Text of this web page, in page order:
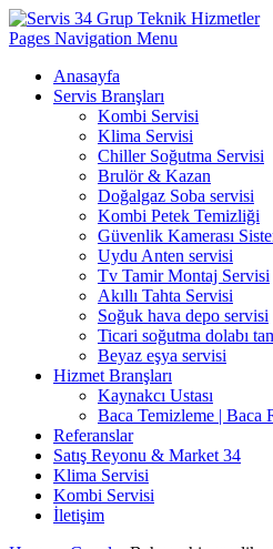
Pages Navigation Menu
Anasayfa
Servis Branşları
Kombi Servisi
Klima Servisi
Chiller Soğutma Servisi
Brulör & Kazan
Doğalgaz Soba servisi
Kombi Petek Temizliği
Güvenlik Kamerası
Uydu Anten servisi
Tv Tamir Montaj Servisi
Akıllı Tahta Servisi
Soğuk hava depo servisi
Ticari soğutma dolabı
Beyaz eşya servisi
Hizmet Branşları
Kaynakcı Ustası
Baca Temizleme | Baca
Referanslar
Satış Reyonu & Market 34
Klima Servisi
Kombi Servisi
İletişim